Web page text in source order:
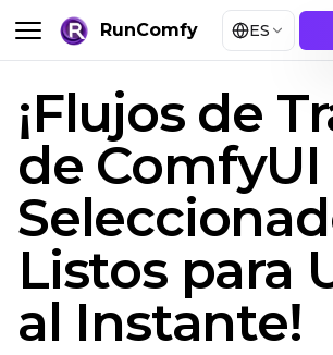
RunComfy ES
¡Flujos de
de ComfyUI
Listos para
al Instante!